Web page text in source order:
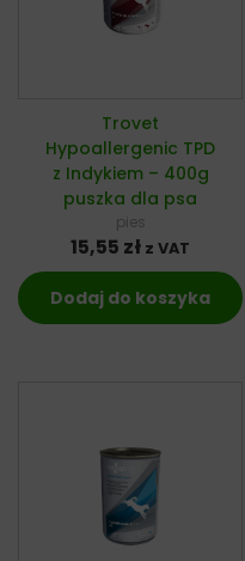
Trovet
Hypoallergenic TPD
z Indykiem – 400g
puszka dla psa
pies
15,55 zł z VAT
Dodaj do koszyka